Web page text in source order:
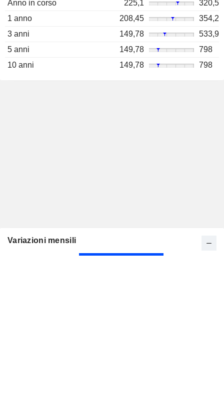
Anno in corso
225,1
320,5
1 anno
208,45
354,2
3 anni
149,78
533,9
5 anni
149,78
798
10 anni
149,78 798
Variazioni mensili